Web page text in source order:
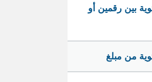
بين رقمين أو
من مبلغ